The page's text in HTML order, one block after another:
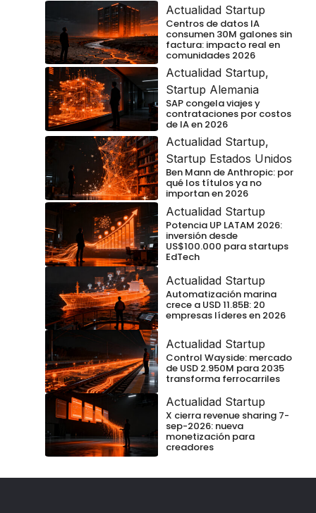
Actualidad Startup
Centros de datos IA
consumen 30M galones sin
factura: impacto real en
comunidades 2026
Actualidad Startup,
Startup Alemania
SAP congela viajes y
contrataciones por costos
de IA en 2026
Actualidad Startup,
Startup Estados Unidos
Ben Mann de Anthropic: por
qué los títulos ya no
importan en 2026
Actualidad Startup
Potencia UP LATAM 2026:
inversión desde
US$100.000 para startups
EdTech
Actualidad Startup
Automatización marina
crece a USD 11.85B: 20
empresas líderes en 2026
Actualidad Startup
Control Wayside: mercado
de USD 2.950M para 2035
transforma ferrocarriles
Actualidad Startup
X cierra revenue sharing 7-
sep-2026: nueva
monetización para
creadores